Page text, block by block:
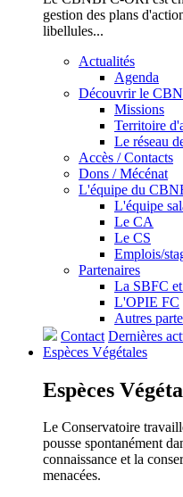
gestion des plans
libellules...
Actualités
Agenda
Découvrir le
Missions
Territoire
Le réseau
Accès / Contacts
Dons / Mécénat
L'équipe du
L'équipe
Le CA
Le CS
Emplois/
Partenaires
La SBFC
L'OPIE FC
Autres
Contact Dernières
Espèces Végétales
Espèces
Le Conservatoire
pousse spontanément
connaissance et la
menacées.